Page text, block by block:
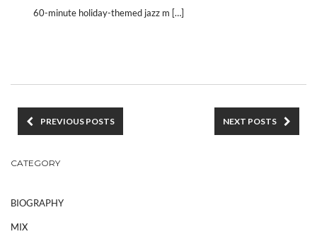
60-minute holiday-themed jazz m […]
PREVIOUS POSTS NEXT POSTS
CATEGORY
BIOGRAPHY
MIX